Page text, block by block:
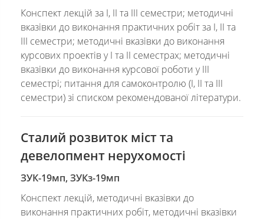
Конспект лекцій за І, ІІ та ІІІ семестри; методичні
вказівки до виконання практичних робіт за І, ІІ та
ІІІ семестри; методичні вказівки до виконання
курсових проектів у І та ІІ семестрах; методичні
вказівки до виконання курсової роботи у ІІІ
семестрі; питання для самоконтролю (І, ІІ та ІІІ
семестри) зі списком рекомендованої літератури.
Сталий розвиток міст та
девелопмент нерухомості
ЗУК-19мп, ЗУКз-19мп
Конспект лекцій, методичні вказівки до
виконання практичних робіт, методичні вказівки